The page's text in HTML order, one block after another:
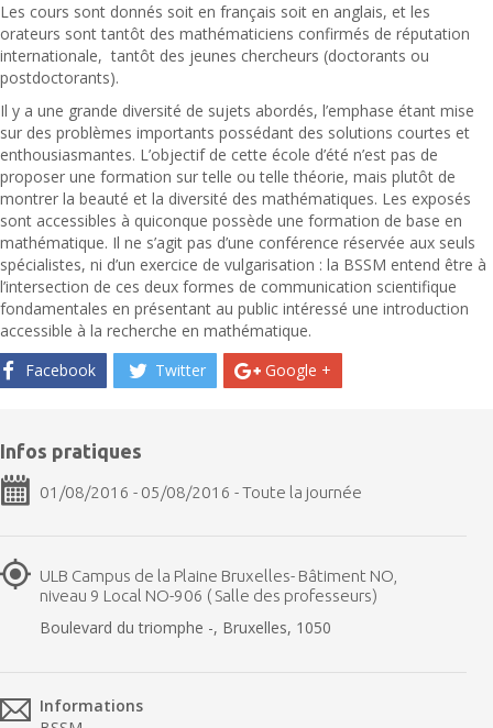
Les cours sont donnés soit en français soit en anglais, et les
orateurs sont tantôt des mathématiciens confirmés de réputation
internationale, tantôt des jeunes chercheurs (doctorants ou
postdoctorants).
Il y a une grande diversité de sujets abordés, l’emphase étant mise
sur des problèmes importants possédant des solutions courtes et
enthousiasmantes. L’objectif de cette école d’été n’est pas de
proposer une formation sur telle ou telle théorie, mais plutôt de
montrer la beauté et la diversité des mathématiques. Les exposés
sont accessibles à quiconque possède une formation de base en
mathématique. Il ne s’agit pas d’une conférence réservée aux seuls
spécialistes, ni d’un exercice de vulgarisation : la BSSM entend être à
l’intersection de ces deux formes de communication scientifique
fondamentales en présentant au public intéressé une introduction
accessible à la recherche en mathématique.
Facebook
Twitter Google +
Infos pratiques
01/08/2016 - 05/08/2016 - Toute la journée
ULB Campus de la Plaine Bruxelles- Bâtiment NO,
niveau 9 Local NO-906 ( Salle des professeurs)
Boulevard du triomphe -, Bruxelles, 1050
Informations